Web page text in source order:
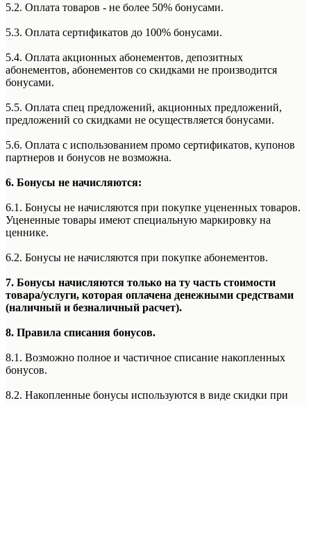
5.2. Оплата товаров - не более 50% бонусами.
5.3. Оплата сертификатов до 100% бонусами.
5.4. Оплата акционных абонементов, депозитных
абонементов, абонементов со скидками не производится
бонусами.
5.5. Оплата спец предложений, акционных предложений,
предложений со скидками не осуществляется бонусами.
5.6. Оплата с использованием промо сертификатов, купонов
партнеров и бонусов не возможна.
6. Бонусы не начисляются:
6.1. Бонусы не начисляются при покупке уцененных товаров.
Уцененные товары имеют специальную маркировку на
ценнике.
6.2. Бонусы не начисляются при покупке абонементов.
7. Бонусы начисляются только на ту часть стоимости
товара/услуги, которая оплачена денежными средствами
(наличный и безналичный расчет).
8. Правила списания бонусов.
8.1. Возможно полное и частичное списание накопленных
бонусов.
8.2. Накопленные бонусы используются в виде скидки при